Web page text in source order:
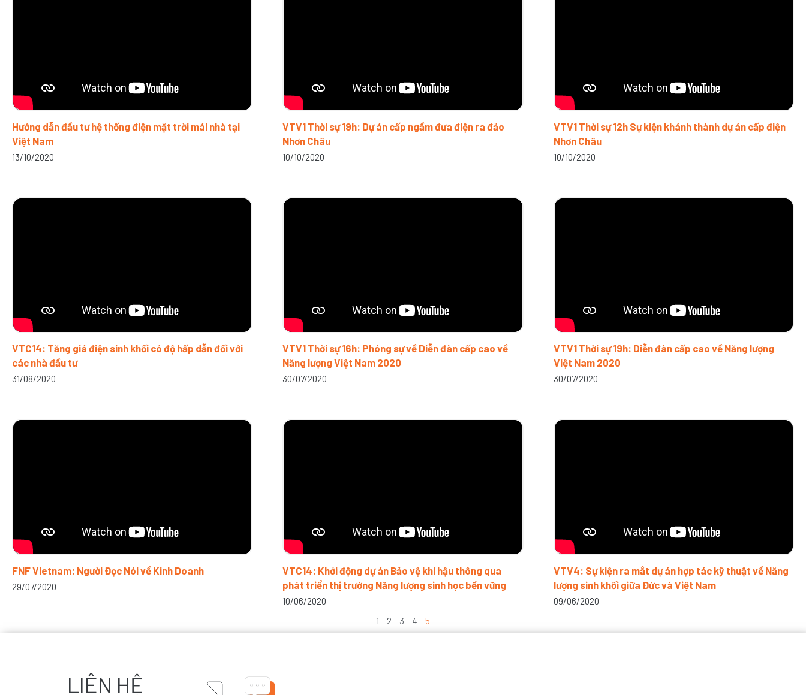
Hướng dẫn đầu tư hệ thống điện mặt trời mái nhà tại
Việt Nam
13/10/2020
VTV1 Thời sự 19h: Dự án cấp ngầm đưa điện ra đảo
Nhơn Châu
10/10/2020
VTV1 Thời sự 12h Sự kiện khánh thành dự án cấp điện
Nhơn Châu
10/10/2020
VTC14: Tăng giá điện sinh khối có độ hấp dẫn đối với
các nhà đầu tư
31/08/2020
VTV1 Thời sự 16h: Phóng sự về Diễn đàn cấp cao về
Năng lượng Việt Nam 2020
30/07/2020
VTV1 Thời sự 19h: Diễn đàn cấp cao về Năng lượng
Việt Nam 2020
30/07/2020
FNF Vietnam: Người Đọc Nói về Kinh Doanh
29/07/2020
VTC14: Khởi động dự án Bảo vệ khí hậu thông qua
phát triển thị trường Năng lượng sinh học bền vững
10/06/2020
VTV4: Sự kiện ra mắt dự án hợp tác kỹ thuật về Năng
lượng sinh khối giữa Đức và Việt Nam
09/06/2020
1 2 3 4 5
LIÊN HỆ